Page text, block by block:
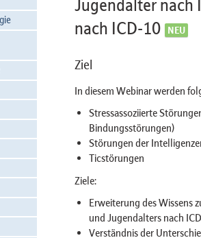
Jugendalter nach
nach ICD-10
Ziel
In diesem Webinar werden
Stressassoziierte
Bindungsstörungen)
Störungen der
Ticstörungen
Ziele:
Erweiterung des Wissens
und Jugendalters nach
Verständnis der